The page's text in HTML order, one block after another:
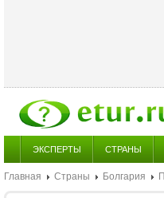
ЭКСПЕРТЫ СТРАНЫ
Главная Страны Болгария